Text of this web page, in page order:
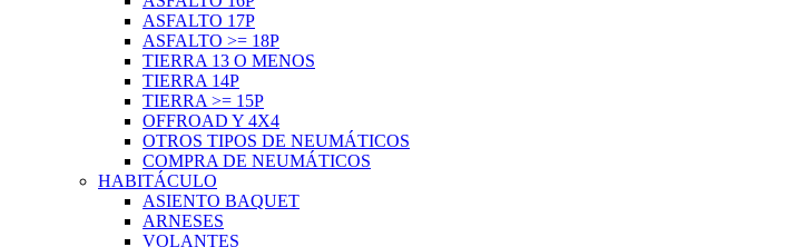
ASFALTO 17P
ASFALTO >= 18P
TIERRA 13 O MENOS
TIERRA 14P
TIERRA >= 15P
OFFROAD Y 4X4
OTROS TIPOS DE NEUMÁTICOS
COMPRA DE NEUMÁTICOS
HABITÁCULO
ASIENTO BAQUET
ARNESES
VOLANTES